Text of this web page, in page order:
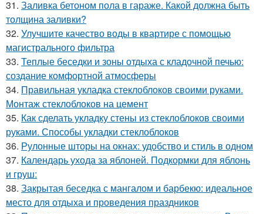
31. Заливка бетоном пола в гараже. Какой должна быть
толщина заливки?
32. Улучшите качество воды в квартире с помощью
магистрального фильтра
33. Теплые беседки и зоны отдыха с кладочной печью:
создание комфортной атмосферы
34. Правильная укладка стеклоблоков своими руками.
Монтаж стеклоблоков на цемент
35. Как сделать укладку стены из стеклоблоков своими
руками. Способы укладки стеклоблоков
36. Рулонные шторы на окнах: удобство и стиль в одном
37. Календарь ухода за яблоней. Подкормки для яблонь
и груш:
38. Закрытая беседка с мангалом и барбекю: идеальное
место для отдыха и проведения праздников